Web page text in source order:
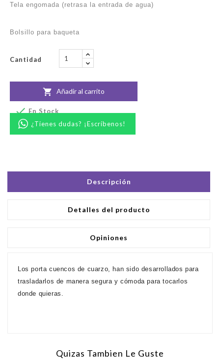
Tela engomada (retrasa la entrada de agua)
Bolsillo para baqueta
Cantidad
 Añadir al carrito
En Stock
¿Tienes dudas? ¡Escríbenos!
Descripción
Detalles del producto
Opiniones
Los porta cuencos de cuarzo, han sido desarrollados para
trasladarlos de manera segura y cómoda para tocarlos
donde quieras.
Quizas Tambien Le Guste